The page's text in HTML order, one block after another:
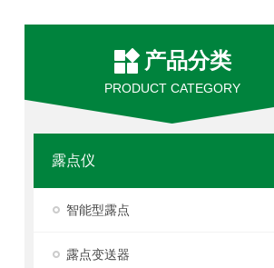
产品分类
PRODUCT CATEGORY
露点仪
智能型露点
露点变送器